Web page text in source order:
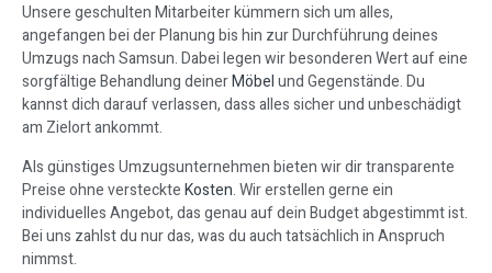
Unsere geschulten Mitarbeiter kümmern sich um alles,
angefangen bei der Planung bis hin zur Durchführung deines
Umzugs nach Samsun. Dabei legen wir besonderen Wert auf eine
sorgfältige Behandlung deinerMöbelund Gegenstände. Du
kannst dich darauf verlassen, dass alles sicher und unbeschädigt
am Zielort ankommt.
Als günstiges Umzugsunternehmen bieten wir dir transparente
Preise ohne versteckteKosten. Wir erstellen gerne ein
individuelles Angebot, das genau auf dein Budget abgestimmt ist.
Bei uns zahlst du nur das, was du auch tatsächlich in Anspruch
nimmst.